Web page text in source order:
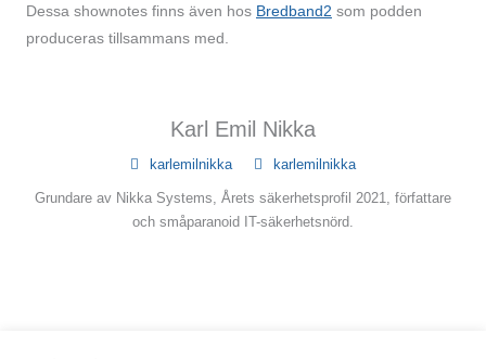
Dessa shownotes finns även hos Bredband2 som podden
produceras tillsammans med.
Karl Emil Nikka
karlemilnikka karlemilnikka
Grundare av Nikka Systems, Årets säkerhetsprofil 2021, författare
och småparanoid IT-säkerhetsnörd.